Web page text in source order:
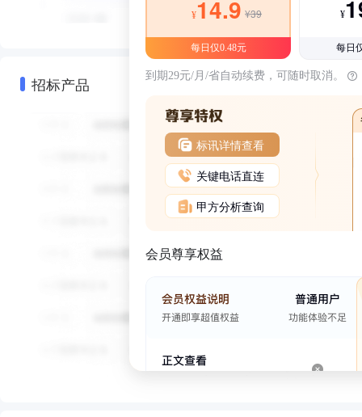
招标产品
¥14.9 ¥39
每日仅0.48元
¥
每日
到期29元/月/省自动续费，可随时取消。
标讯详情查看
关键电话直连
甲方分析查询
会员尊享权益